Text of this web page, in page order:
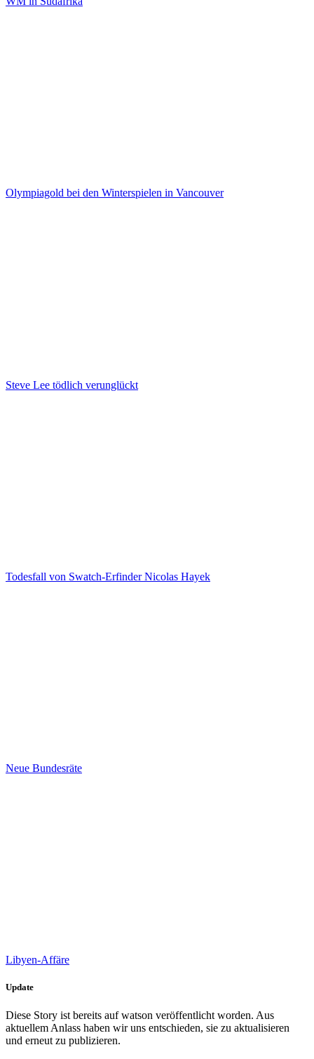
Olympiagold bei den Winterspielen in Vancouver
Steve Lee tödlich verunglückt
Todesfall von Swatch-Erfinder Nicolas Hayek
Neue Bundesräte
Libyen-Affäre
Update
Diese Story ist bereits auf watson veröffentlicht worden. Aus
aktuellem Anlass haben wir uns entschieden, sie zu aktualisieren
und erneut zu publizieren.